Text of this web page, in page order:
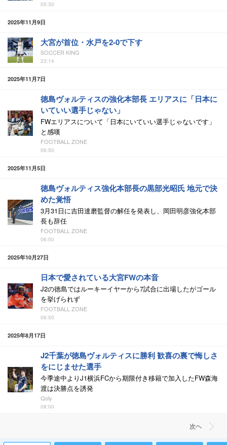
05:30
2025年11月9日
大宮が首位・水戸を2-0で下す
SOCCER KING
23:14
2025年11月7日
徳島ヴォルティスの強化本部長 エリアスに「日本に
いていい選手じゃない」
FWエリアスについて「日本にいていい選手じゃないです」
と感嘆
FOOTBALL ZONE
06:50
2025年11月5日
徳島ヴォルティス強化本部長の黒部光昭氏 地元で決
めた覚悟
3月31日に吉田達磨監督の解任を発表し、岡田明彦強化本部
長も辞任
FOOTBALL ZONE
06:50
2025年10月27日
日本で愛されている大宮FWの本音
J2の徳島ではルーキーイヤーから7試合に出場したがゴール
を挙げられず
FOOTBALL ZONE
06:50
2025年8月17日
J2千葉が徳島ヴォルティスに勝利 歓喜の裏で悔しさ
をにじませた選手
今季途中よりJ1横浜FCから期限付き移籍で加入したFW森海
渡は決勝点を誘発
Qoly
08:00
次ヘ